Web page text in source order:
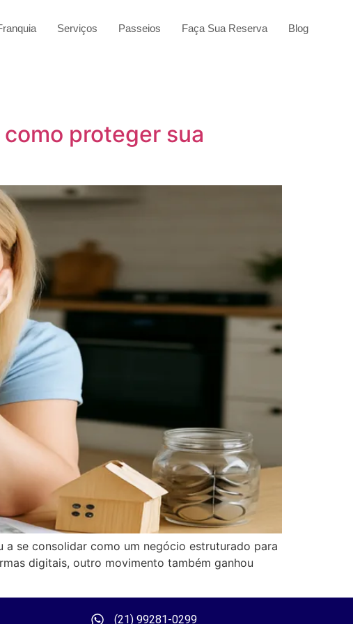
Serviços Passeios Faça Sua Reserva Blog
proteger sua
a se consolidar como um negócio estruturado para
digitais, outro movimento também ganhou
(21) 99281-0299